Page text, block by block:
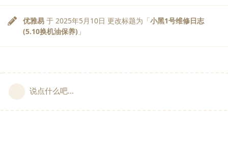
优雅易 于 2025年5月10日 更改标题为「小黑1号维修日志
(5.10换机油保养) 」
说点什么吧...